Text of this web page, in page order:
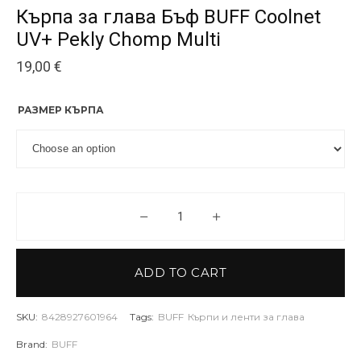
Кърпа за глава Бъф BUFF Coolnet
UV+ Pekly Chomp Multi
19,00 €
РАЗМЕР КЪРПА
Кърпа за глава Бъф BUFF
ADD TO CART
SKU: 8428927601964 Tags: BUFF Кърпи и ленти за глава
Brand: BUFF